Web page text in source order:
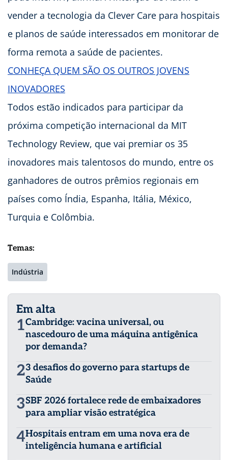
vender a tecnologia da Clever Care para hospitais
e planos de saúde interessados em monitorar de
forma remota a saúde de pacientes.
CONHEÇA QUEM SÃO OS OUTROS JOVENS
INOVADORES
Todos estão indicados para participar da
próxima competição internacional da MIT
Technology Review, que vai premiar os 35
inovadores mais talentosos do mundo, entre os
ganhadores de outros prêmios regionais em
países como Índia, Espanha, Itália, México,
Turquia e Colômbia.
Temas:
Indústria
Em alta
1Cambridge: vacina universal, ou
nascedouro de uma máquina antigênica
por demanda?
23 desafios do governo para startups de
Saúde
3SBF 2026 fortalece rede de embaixadores
para ampliar visão estratégica
4Hospitais entram em uma nova era de
inteligência humana e artificial